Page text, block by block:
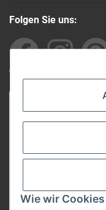
Wie wir
Folgen Sie uns:
Von anderen